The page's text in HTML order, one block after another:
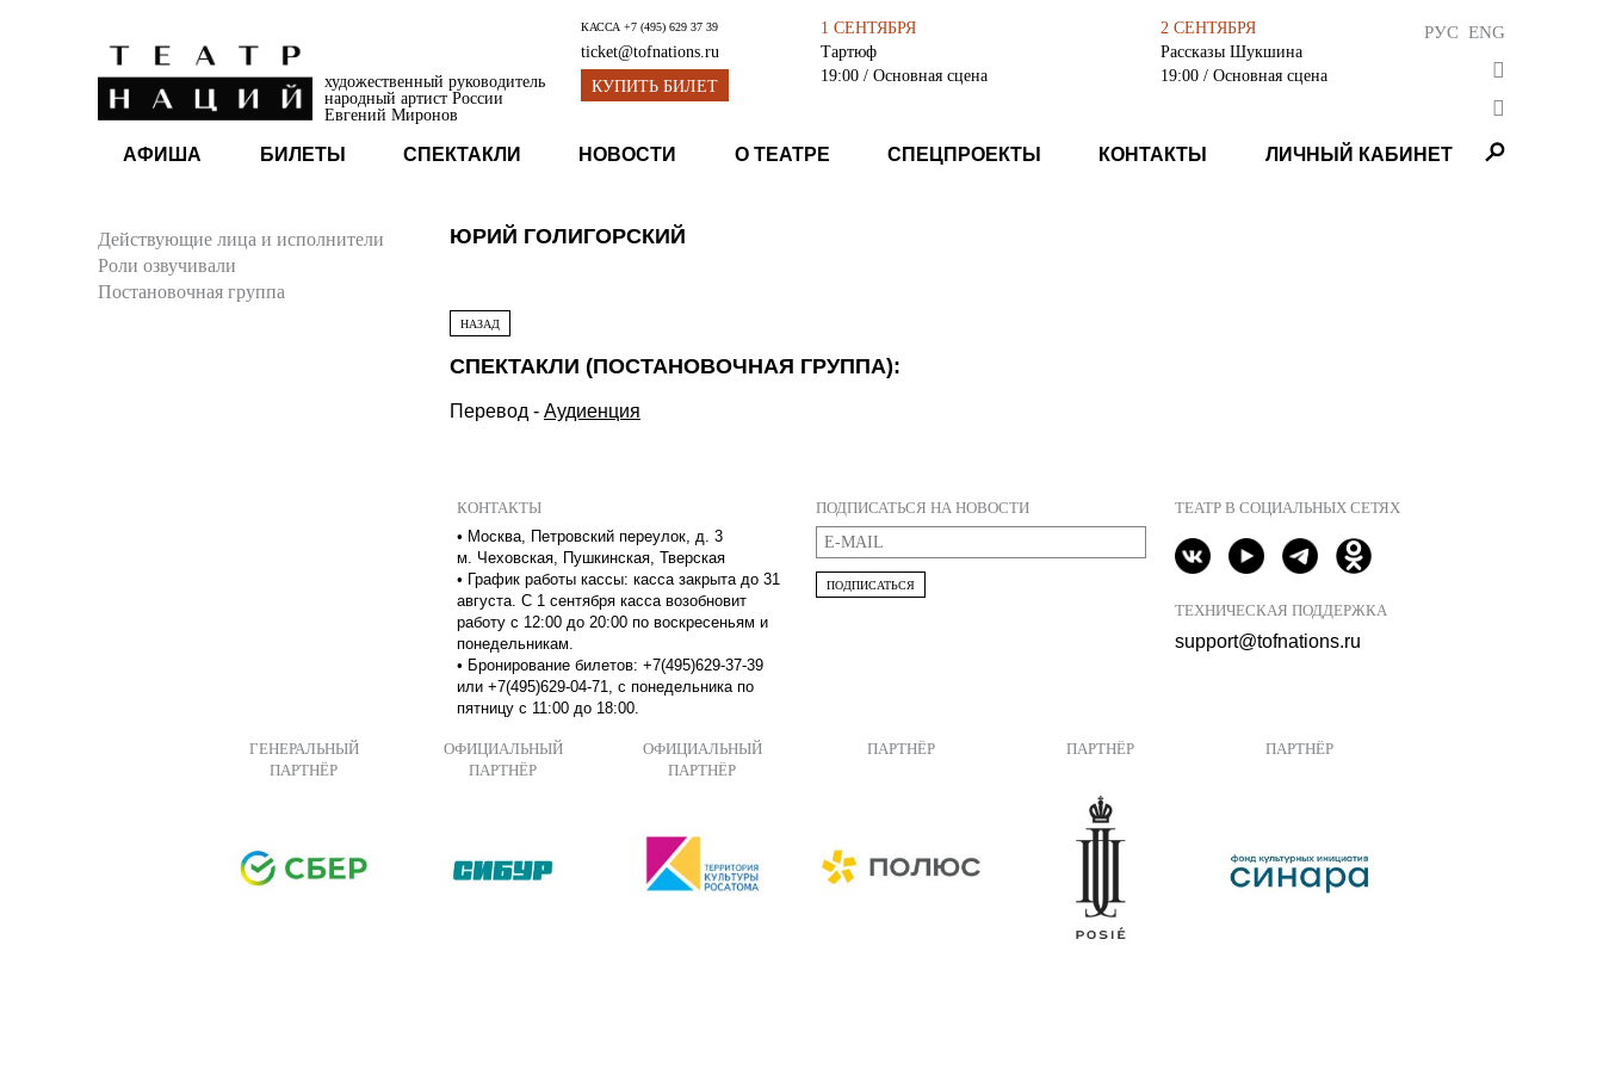
художественный руководитель
народный артист России
Евгений Миронов
КАССА +7 (495) 629 37 39
ticket@tofnations.ru
КУПИТЬ БИЛЕТ
1 СЕНТЯБРЯ
Тартюф
19:00 / Основная сцена
2 СЕНТЯБРЯ
Рассказы Шукшина
19:00 / Основная сцена
РУС ENG
АФИША БИЛЕТЫ СПЕКТАКЛИ НОВОСТИ О ТЕАТРЕ СПЕЦПРОЕКТЫ КОНТАКТЫ ЛИЧНЫЙ КАБИНЕТ
Действующие лица и исполнители
Роли озвучивали
Постановочная группа
ЮРИЙ ГОЛИГОРСКИЙ
НАЗАД
СПЕКТАКЛИ (ПОСТАНОВОЧНАЯ ГРУППА):
Перевод - Аудиенция
КОНТАКТЫ
• Москва, Петровский переулок, д. 3
м. Чеховская, Пушкинская, Тверская
• График работы кассы: касса закрыта до 31
августа. С 1 сентября касса возобновит
работу с 12:00 до 20:00 по воскресеньям и
понедельникам.
• Бронирование билетов: +7(495)629-37-39
или +7(495)629-04-71, с понедельника по
пятницу с 11:00 до 18:00.
ПОДПИСАТЬСЯ НА НОВОСТИ
ПОДПИСАТЬСЯ
ТЕАТР В СОЦИАЛЬНЫХ СЕТЯХ
ТЕХНИЧЕСКАЯ ПОДДЕРЖКА
support@tofnations.ru
ГЕНЕРАЛЬНЫЙ
ПАРТНЁР
ОФИЦИАЛЬНЫЙ
ПАРТНЁР
ОФИЦИАЛЬНЫЙ
ПАРТНЁР
ПАРТНЁР ПАРТНЁР ПАРТНЁР